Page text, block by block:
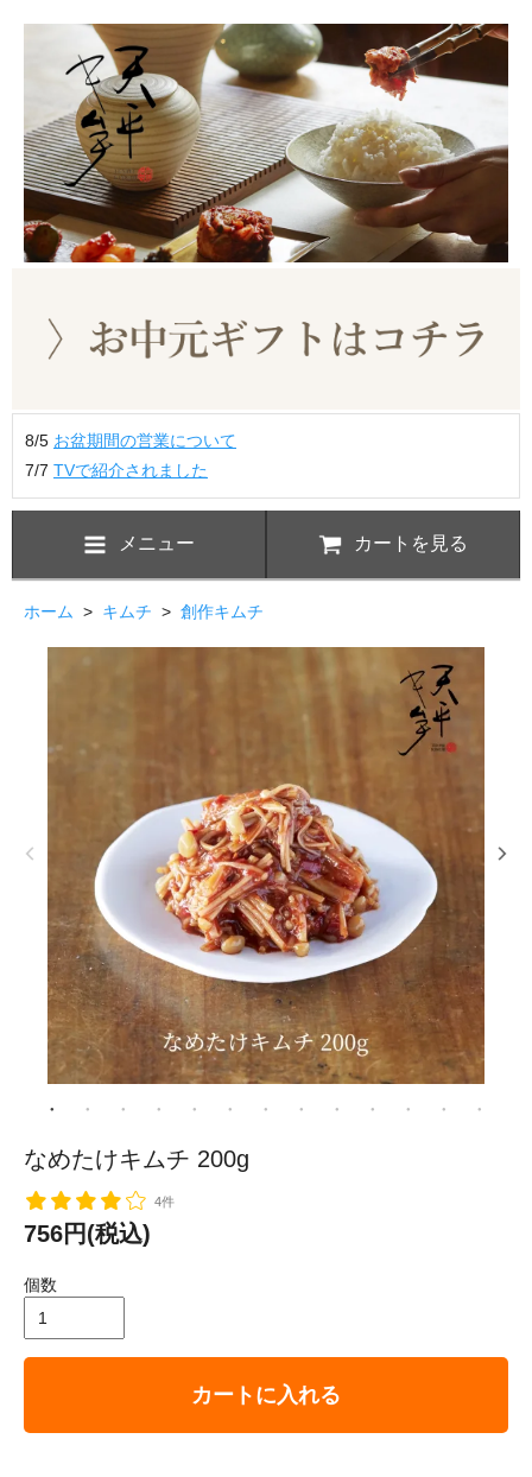
8/5 お盆期間の営業について
7/7 TVで紹介されました
メニュー カートを見る
ホーム > キムチ > 創作キムチ
なめたけキムチ 200g
4件
756円(税込)
個数
カートに入れる